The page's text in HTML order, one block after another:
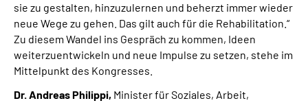
sie zu gestalten, hinzuzulernen und beherzt immer wieder
neue Wege zu gehen. Das gilt auch für die Rehabilitation.“
Zu diesem Wandel ins Gespräch zu kommen, Ideen
weiterzuentwickeln und neue Impulse zu setzen, stehe im
Mittelpunkt des Kongresses.
Dr. Andreas Philippi, Minister für Soziales, Arbeit,